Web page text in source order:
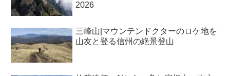
2026
三峰山|マウンテンドクターのロケ地を
山友と登る信州の絶景登山